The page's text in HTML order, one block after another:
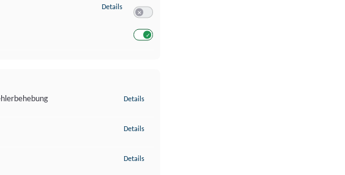
Details zu Entwicklung und Verbesserung der Angebote
Details
Details
Details